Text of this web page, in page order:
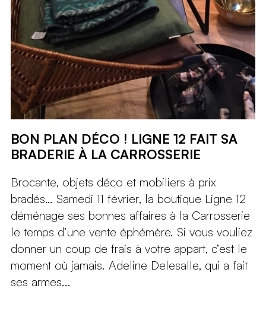
BON PLAN DÉCO ! LIGNE 12 FAIT SA
BRADERIE À LA CARROSSERIE
Brocante, objets déco et mobiliers à prix
bradés… Samedi 11 février, la boutique Ligne 12
déménage ses bonnes affaires à la Carrosserie
le temps d’une vente éphémère. Si vous vouliez
donner un coup de frais à votre appart, c’est le
moment où jamais. Adeline Delesalle, qui a fait
ses armes...